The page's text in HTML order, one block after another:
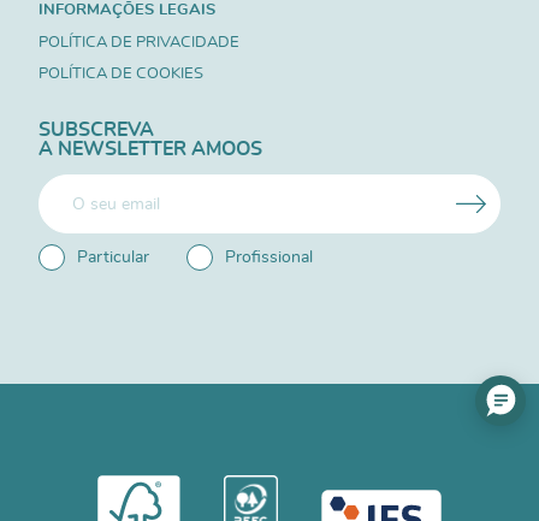
INFORMAÇÕES LEGAIS
POLÍTICA DE PRIVACIDADE
POLÍTICA DE COOKIES
SUBSCREVA
A NEWSLETTER AMOOS
Particular Profissional